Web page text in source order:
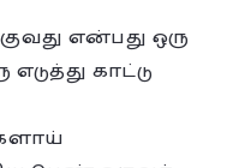
என்பது ஒரு
காட்டு